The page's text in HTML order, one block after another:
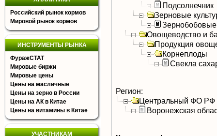
Российский рынок кормов
Мировой рынок кормов
ИНСТРУМЕНТЫ РЫНКА
ФуражСТАТ
Мировые биржи
Мировые цены
Цены на масличные
Цены на зерно в России
Цены на АК в Китае
Цены на витамины в Китае
УЧАСТНИКАМ
Подсолнечник
Зерновые
Зернобобовые
Овощеводство и
Продукция
Корнеплоды
Свекла
Регион:
Центральный ФО РФ
Воронежская